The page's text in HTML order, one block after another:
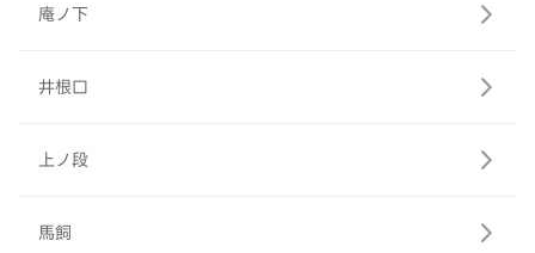
庵ノ下
井根口
上ノ段
馬飼